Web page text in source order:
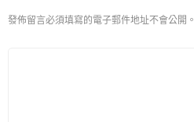
發佈留言必須填寫的電子郵件地址不會公開。